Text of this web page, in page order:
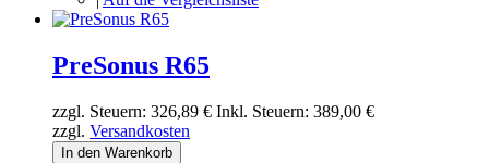
PreSonus R65
zzgl. Steuern: 326,89 € Inkl. Steuern: 389,00 €
zzgl. Versandkosten
In den Warenkorb